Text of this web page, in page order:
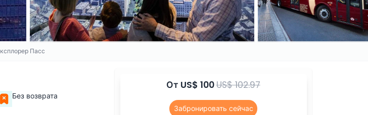
Пасс
Без возврата
От US$ 100US$ 102.97
Забронировать сейчас